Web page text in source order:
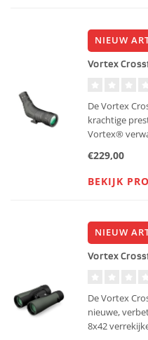
NIEUW
Vortex
De Vortex
krachtige
Vortex®
omgevingen.
zijn z
€229,00
BEKIJK
NIEUW
Vortex
De Vortex
nieuwe,
8x42